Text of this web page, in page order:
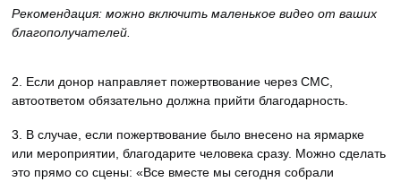
Рекомендация: можно включить маленькое видео от ваших
благополучателей.
2. Если донор направляет пожертвование через СМС,
автоответом обязательно должна прийти благодарность.
3. В случае, если пожертвование было внесено на ярмарке
или мероприятии, благодарите человека сразу. Можно сделать
это прямо со сцены: «Все вместе мы сегодня собрали